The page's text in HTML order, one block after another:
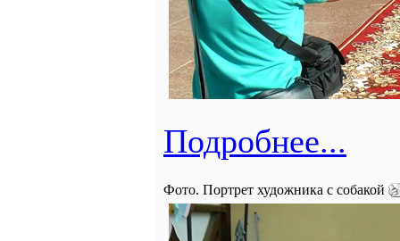
Подробнее...
Фото. Портрет художника с собакой